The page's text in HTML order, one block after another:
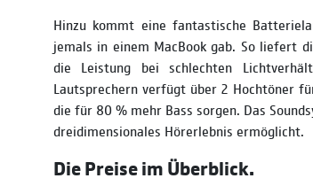
Hinzu kommt eine fantastische
jemals in einem MacBook gab. So liefert
die Leistung bei schlechten
Lautsprechern verfügt über 2 Hochtöner
die für 80 % mehr Bass sorgen. Das
dreidimensionales Hörerlebnis ermöglicht.
Die Preise im Überblick.